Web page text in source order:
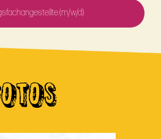
(m/w/d)